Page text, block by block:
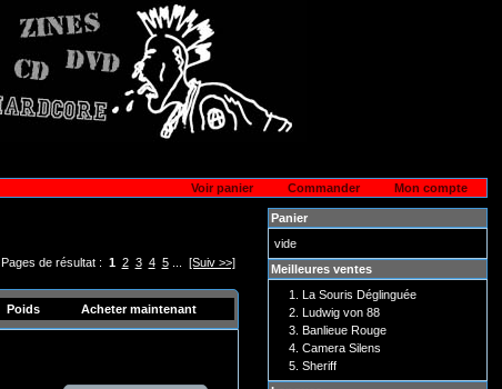
Voir panier Commander Mon compte
Pages de résultat : 1 2 3 4 5 [Suiv >>]
Poids Acheter maintenant
Panier
vide
Meilleures ventes
La Souris Déglinguée
Ludwig von 88
Banlieue Rouge
Camera Silens
Sheriff